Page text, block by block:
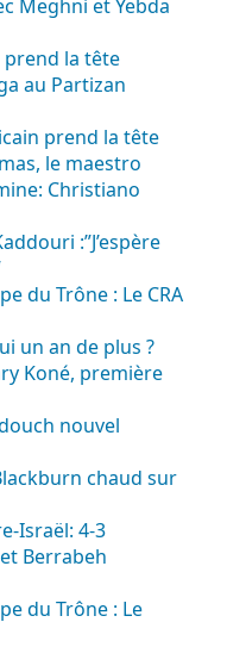
Meghni et Yebda
prend la tête
au Partizan
prend la tête
le maestro
Christiano
:”J’espère
du Trône : Le CRA
un an de plus ?
Koné, première
nouvel
chaud sur
Israël: 4-3
Berrabeh
du Trône : Le